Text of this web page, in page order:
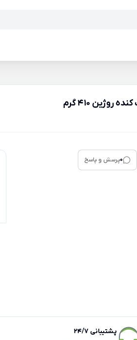
410 گرم
0پرسش و پاسخ
پشتیبانی 24/7